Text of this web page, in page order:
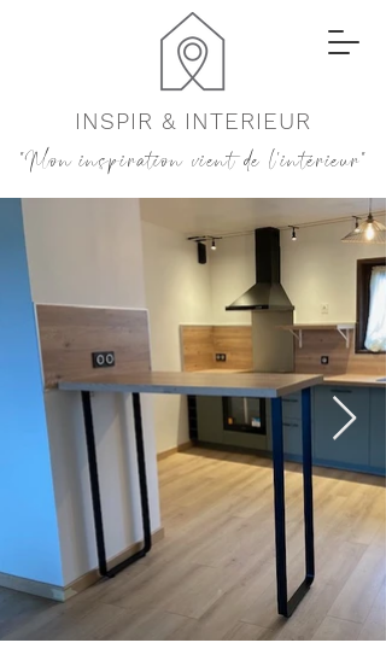
INSPIR & INTERIEUR
"Mon inspiration vient de l'intérieur"